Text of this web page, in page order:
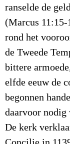
ranselde de
(Marcus 11:15-
rond het
de Tweede
bittere
elfde eeuw de
begonnen
daarvoor nodig
De kerk